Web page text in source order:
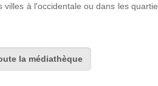
à l'occidentale ou dans les
la médiathèque